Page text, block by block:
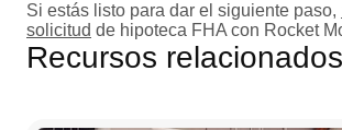
Si estás listo para dar el siguiente paso,
solicitud de hipoteca FHA con Rocket
Recursos relacionados